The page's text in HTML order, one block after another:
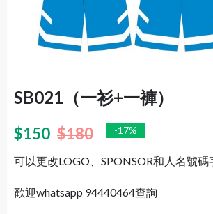
SB021（一衫+一褲）
$180
$150 -17%
可以更改LOGO、SPONSOR和人名號碼
歡迎whatsapp 94440464查詢